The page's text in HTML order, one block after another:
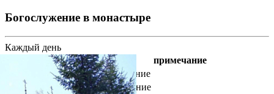
Богослужение в монастыре
Каждый день
богослужение
примечание
Утреннее богослужение
19 : 00
Вечерние богослужение